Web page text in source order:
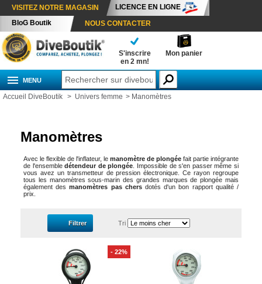
VISITEZ NOTRE MAGASIN
LICENCE EN LIGNE
BloG Boutik
NOUS CONTACTER
S'inscrire
en 2 mn!
Mon panier
MENU
Accueil DiveBoutik > Univers femme > Manomètres
Manomètres
Avec le flexible de l'inflateur, le manomètre de plongée fait partie intégrante
de l'ensembledétendeur de plongée . Impossible de s'en passer même si
vous avez un transmetteur de pression électronique. Ce rayon regroupe
tous les manomètres sous-marin des grandes marques de plongée mais
également desmanomètres pas chersdotés d'un bon rapport qualité /
prix.
Filtrer Tri
- 22%